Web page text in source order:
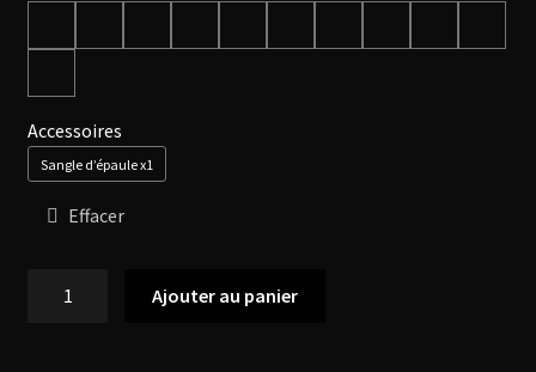
prix :
Accessoires
Sangle d’épaule x1
Effacer
Ajouter au panier